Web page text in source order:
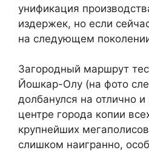
унификация
издержек, но если
на следующем
Загородный маршрут
Йошкар-Олу (на фото
долбанулся на отлично
центре города копии
крупнейших
слишком наигранно,